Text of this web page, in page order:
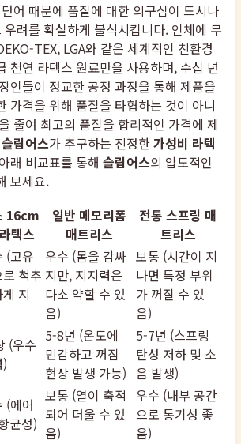
어 때문에 품질에 대한 의구심이 드시나
우려를 확실하게 불식시킵니다. 인체에 무
TEX, LGA와 같은 세계적인 친환경
천연 라텍스 원료만을 사용하며, 수십 년
인들이 정교한 공정 과정을 통해 제품을
가격을 위해 품질을 타협하는 것이 아니
줄여 최고의 품질을 합리적인 가격에 제
슬립어스가 추구하는 진정한가성비 라텍
래 비교표를 통해 슬립어스의 압도적인
보세요.
16cm
텍스
일반 메모리폼
매트리스
전통 스프링 매
트리스
(고유
척추
지
우수 (몸을 감싸
지만, 지지력은
다소 약할 수 있
음)
보통 (시간이 지
나면 특정 부위
가 꺼질 수 있
음)
(우수 5-8년 (온도에
민감하고 꺼짐
현상 발생 가능)
5-7년 (스프링
탄성 저하 및 소
음 발생)
(에어
균성)
보통 (열이 축적
되어 더울 수 있
음)
우수 (내부 공간
으로 통기성 좋
음)